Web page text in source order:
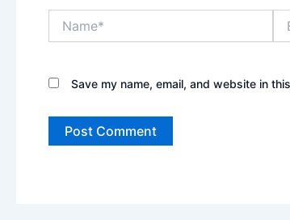
Save my name, email, and website in